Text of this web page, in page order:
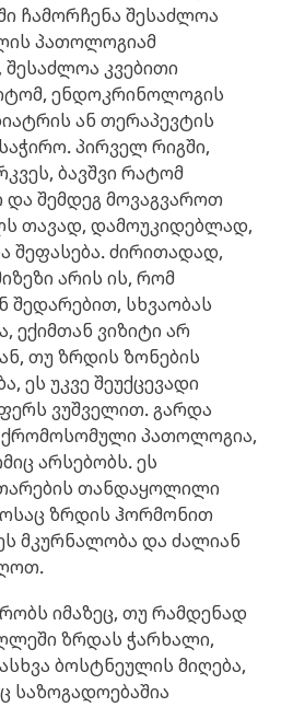
ჩამორჩენა შესაძლოა
პათოლოგიამ
შესაძლოა კვებითი
ენდოკრინოლოგის
ან თერაპევტის
პირველ რიგში,
ბავშვი რატომ
და შემდეგ მოვაგვაროთ
თავად, დამოუკიდებლად,
შეფასება. ძირითადად,
არის ის, რომ
სხვაობას
ექიმთან ვიზიტი არ
თუ ზრდის ზონების
ეს უკვე შეუქცევადი
ვუშველით. გარდა
ქრომოსომული პათოლოგია,
არსებობს. ეს
თანდაყოლილი
ზრდის ჰორმონით
მკურნალობა და ძალიან
იმაზეც, თუ რამდენად
ზრდას ჭარხალი,
ბოსტნეულის მიღება,
საზოგადოებაშია